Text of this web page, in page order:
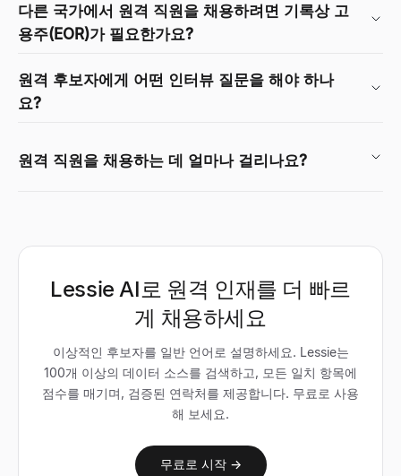
다른 국가에서 원격 직원을 채용하려면 기록상 고
용주(EOR)가 필요한가요?
원격 후보자에게 어떤 인터뷰 질문을 해야 하나
요?
원격 직원을 채용하는 데 얼마나 걸리나요?
Lessie AI로 원격 인재를 더 빠르
게 채용하세요
이상적인 후보자를 일반 언어로 설명하세요. Lessie는
100개 이상의 데이터 소스를 검색하고, 모든 일치 항목에
점수를 매기며, 검증된 연락처를 제공합니다. 무료로 사용
해 보세요.
무료로 시작 →